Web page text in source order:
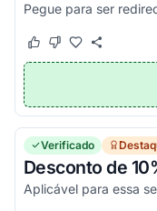
Este cupom funcionou
Este cupom não
Verificado
Desconto de
Aplicável para essa